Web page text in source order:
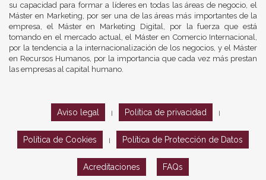
su capacidad para formar a líderes en todas las áreas de negocio, el
Máster en Marketing, por ser una de las áreas más importantes de la
empresa, el Máster en Marketing Digital, por la fuerza que está
tomando en el mercado actual, el Máster en Comercio Internacional,
por la tendencia a la internacionalización de los negocios, y el Máster
en Recursos Humanos, por la importancia que cada vez más prestan
las empresas al capital humano.
Aviso legal Política de privacidad
Política de Cookies Política de Protección de Datos
Acreditaciones FAQs